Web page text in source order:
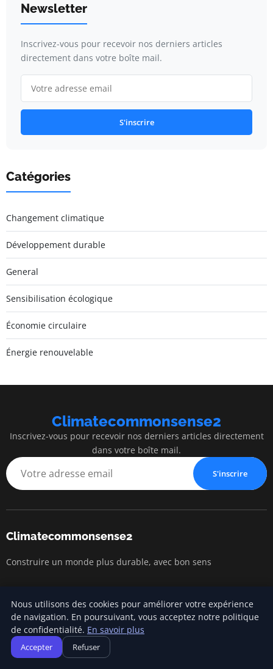
Newsletter
Inscrivez-vous pour recevoir nos derniers articles
directement dans votre boîte mail.
S'inscrire
Catégories
Changement climatique
Développement durable
General
Sensibilisation écologique
Économie circulaire
Énergie renouvelable
Climatecommonsense2
Inscrivez-vous pour recevoir nos derniers articles directement
dans votre boîte mail.
S'inscrire
Climatecommonsense2
Construire un monde plus durable, avec bon sens
Catégories
Changement climatique
Développement durable
Nous utilisons des cookies pour améliorer votre expérience
de navigation. En poursuivant, vous acceptez notre politique
de confidentialité. En savoir plus
Accepter Refuser